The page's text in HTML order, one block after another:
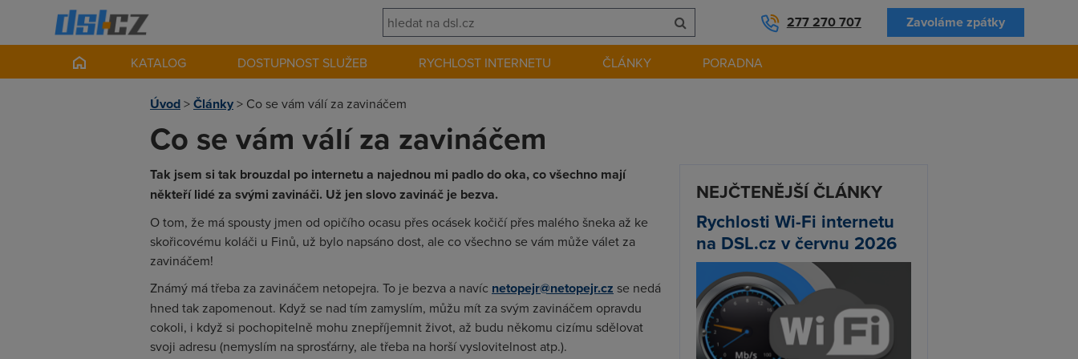
277 270 707 Zavoláme zpátky
KATALOG DOSTUPNOST SLUŽEB RYCHLOST INTERNETU ČLÁNKY PORADNA
Úvod>Články> Co se vám válí za zavináčem
Co se vám válí za zavináčem
Tak jsem si tak brouzdal po internetu a najednou mi padlo do oka, co všechno mají
někteří lidé za svými zavináči. Už jen slovo zavináč je bezva.
O tom, že má spousty jmen od opičího ocasu přes ocásek kočičí přes malého šneka až ke
skořicovému koláči u Finů, už bylo napsáno dost, ale co všechno se vám může válet za
zavináčem!
Známý má třeba za zavináčem netopejra. To je bezva a navíc netopejr@netopejr.cz se nedá
hned tak zapomenout. Když se nad tím zamyslím, můžu mít za svým zavináčem opravdu
cokoli, i když si pochopitelně mohu znepříjemnit život, až budu někomu cizímu sdělovat
svoji adresu (nemyslím na sprosťárny, ale třeba na horší vyslovitelnost atp.).
NEJČTENĚJŠÍ ČLÁNKY
Rychlosti Wi-Fi internetu
na DSL.cz v červnu 2026